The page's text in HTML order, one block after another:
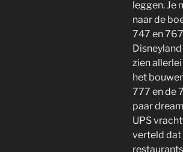
leggen. Je
naar de
747 en
zien
het
777 en de
paar
UPS
verteld dat